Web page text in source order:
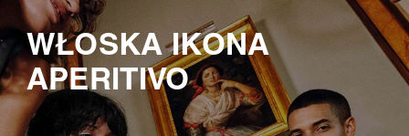
WŁOSKA IKONA
APERITIVO